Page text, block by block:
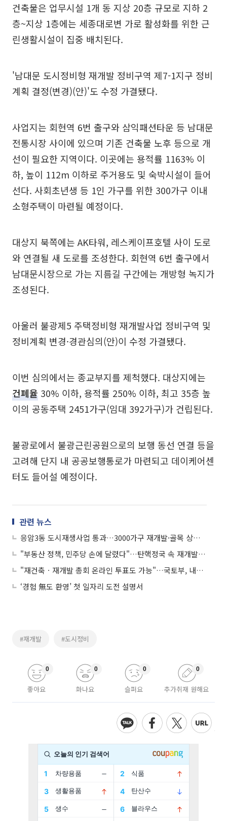
건축물은 업무시설 1개 동 지상 20층 규모로 지하 2
층~지상 1층에는 세종대로변 가로 활성화를 위한 근
린생활시설이 집중 배치된다.
'남대문 도시정비형 재개발 정비구역 제7-1지구 정비
계획 결정(변경)(안)'도 수정 가결됐다.
사업지는 회현역 6번 출구와 삼익패션타운 등 남대문
전통시장 사이에 있으며 기존 건축물 노후 등으로 개
선이 필요한 지역이다. 이곳에는 용적률 1163% 이
하, 높이 112m 이하로 주거용도 및 숙박시설이 들어
선다. 사회초년생 등 1인 가구를 위한 300가구 이내
소형주택이 마련될 예정이다.
대상지 북쪽에는 AK타워, 레스케이프호텔 사이 도로
와 연결될 새 도로를 조성한다. 회현역 6번 출구에서
남대문시장으로 가는 지름길 구간에는 개방형 녹지가
조성된다.
아울러 불광제5 주택정비형 재개발사업 정비구역 및
정비계획 변경·경관심의(안)이 수정 가결됐다.
이번 심의에서는 종교부지를 제척했다. 대상지에는
건폐율 30% 이하, 용적률 250% 이하, 최고 35층 높
이의 공동주택 2451가구(임대 392가구)가 건립된다.
불광로에서 불광근린공원으로의 보행 동선 연결 등을
고려해 단지 내 공공보행통로가 마련되고 데이케어센
터도 들어설 예정이다.
관련 뉴스
응암3동 도시재생사업 통과…3000가구 재개발·골목 상권 활성화
"부동산 정책, 민주당 손에 달렸다"…탄핵정국 속 재개발ㆍ재건축은?
"재건축ㆍ재개발 총회 온라인 투표도 가능"…국토부, 내년 달라지는 정비사업 정책 설명회
‘경험 無도 환영’ 첫 일자리 도전 설명서
#재개발 #도시정비
좋아요
0
화나요
0
슬퍼요
0
추가취재 원해요
0